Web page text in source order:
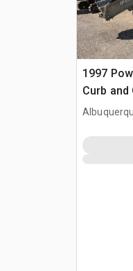
1997
Curb and